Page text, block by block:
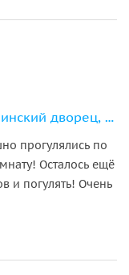
Пушкин (Царское Село): Екатерининский дворец, парк и Янтарная комната
прогулялись по
Осталось ещё
и погулять! Очень